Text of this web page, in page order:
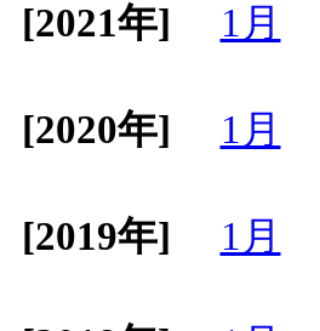
[2021年]
1月
[2020年]
1月
[2019年]
1月